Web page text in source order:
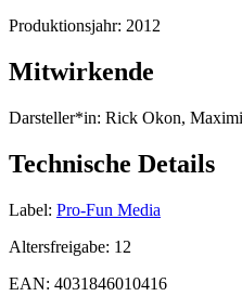
Produktionsjahr: 2012
Mitwirkende
Darsteller*in: Rick Okon,
Technische Details
Label: Pro-Fun Media
Altersfreigabe: 12
EAN: 4031846010416